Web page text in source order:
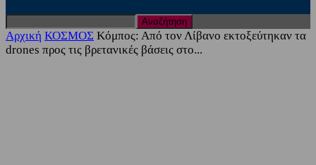
Αρχική ΚΟΣΜΟΣ Κόμπος: Από τον Λίβανο εκτοξεύτηκαν τα
drones προς τις βρετανικές βάσεις στο...